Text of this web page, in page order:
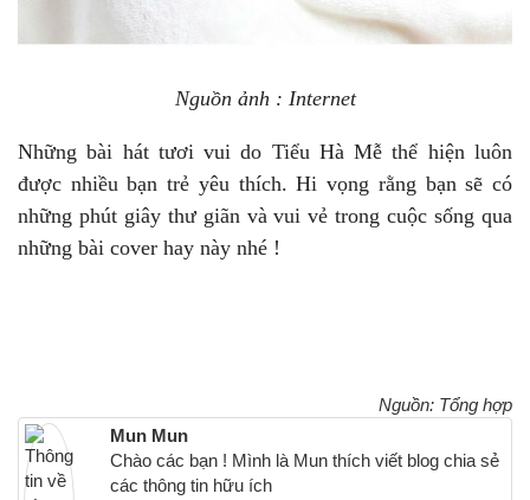
Nguồn ảnh : Internet
Những bài hát tươi vui do Tiểu Hà Mễ thể hiện luôn
được nhiều bạn trẻ yêu thích. Hi vọng rằng bạn sẽ có
những phút giây thư giãn và vui vẻ trong cuộc sống qua
những bài cover hay này nhé !
Nguồn: Tổng hợp
Mun Mun
Chào các bạn ! Mình là Mun thích viết blog chia sẻ
các thông tin hữu ích